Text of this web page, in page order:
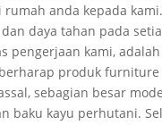
anda kepada
daya tahan pada
pengerjaan kami,
produk
sebagian besar
baku kayu perhutani.